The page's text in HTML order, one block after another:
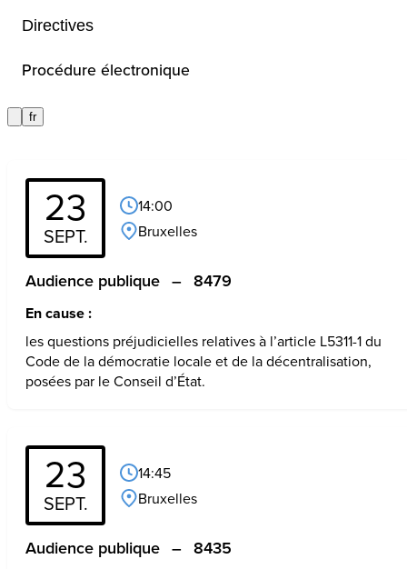
Directives
Procédure électronique
fr
23
SEPT.
14:00
Bruxelles
Audience publique – 8479
En cause :
les questions préjudicielles relatives à l’article L5311-1 du
Code de la démocratie locale et de la décentralisation,
posées par le Conseil d’État.
23
SEPT.
14:45
Bruxelles
Audience publique – 8435